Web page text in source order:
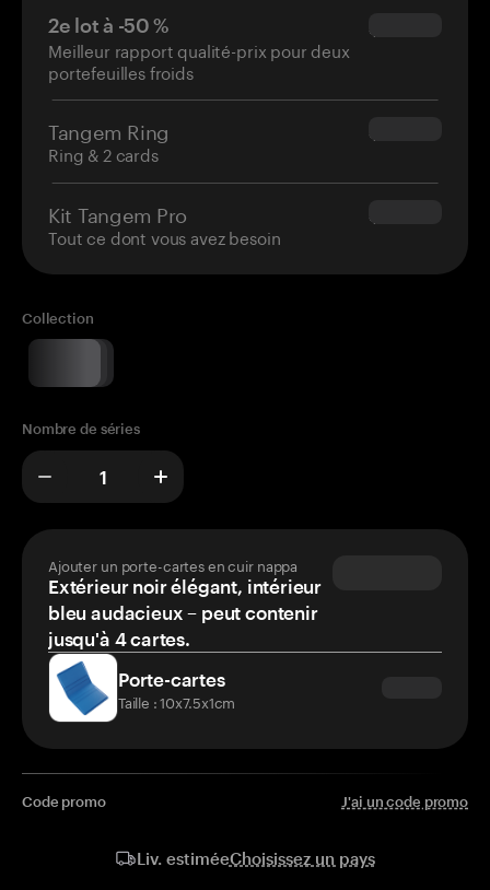
2e lot à -50 %
Meilleur rapport qualité-prix pour deux
portefeuilles froids
$34.95
Tangem Ring
Ring & 2 cards
$160.00
Kit Tangem Pro
Tout ce dont vous avez besoin
$180.00
Collection
Nombre de séries
Ajouter un porte-cartes en cuir nappa
Extérieur noir élégant, intérieur
bleu audacieux – peut contenir
jusqu'à 4 cartes.
Porte-cartes
Taille : 10x7.5x1cm
Code promo J'ai un code promo
Liv. estiméeChoisissez un pays